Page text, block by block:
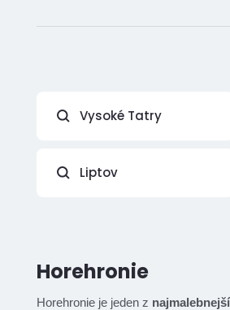
Vysoké Tatry
Liptov
Horehronie
Horehronie je jeden z